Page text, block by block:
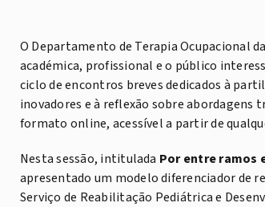
O Departamento de Terapia Ocupacional
académica, profissional e o público
ciclo de encontros breves dedicados à
inovadores e à reflexão sobre
formato online, acessível a partir de
Nesta sessão, intitulada Por entre ramos
apresentado um modelo diferenciador de
Serviço de Reabilitação Pediátrica e